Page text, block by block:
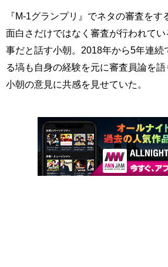
『M-1グランプリ』でネタの審査を
面白さだけではなく審査が行われて
事だと話す小朝。2018年から5年連続
る塙も自身の経験を元に審査員論を
小朝の意見に共感を見せていた。